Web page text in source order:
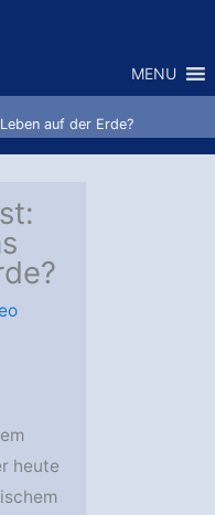
MENU
auf der Erde?
heute